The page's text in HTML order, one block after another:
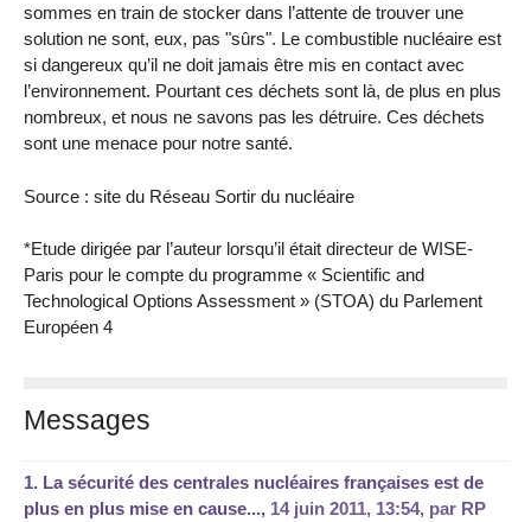
sommes en train de stocker dans l’attente de trouver une
solution ne sont, eux, pas "sûrs". Le combustible nucléaire est
si dangereux qu’il ne doit jamais être mis en contact avec
l’environnement. Pourtant ces déchets sont là, de plus en plus
nombreux, et nous ne savons pas les détruire. Ces déchets
sont une menace pour notre santé.
Source : site du Réseau Sortir du nucléaire
*Etude dirigée par l’auteur lorsqu’il était directeur de WISE-
Paris pour le compte du programme « Scientific and
Technological Options Assessment » (STOA) du Parlement
Européen 4
Messages
1. La sécurité des centrales nucléaires françaises est de
plus en plus mise en cause..., 14 juin 2011, 13:54, par RP